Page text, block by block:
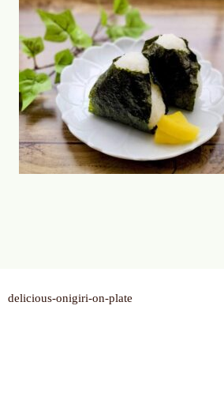
delicious-onigiri-on-plate